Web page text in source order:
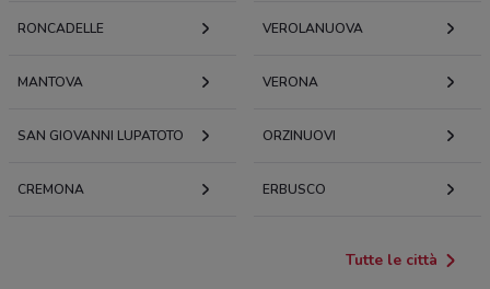
RONCADELLE VEROLANUOVA
MANTOVA VERONA
SAN GIOVANNI LUPATOTO ORZINUOVI
CREMONA ERBUSCO
Tutte le città